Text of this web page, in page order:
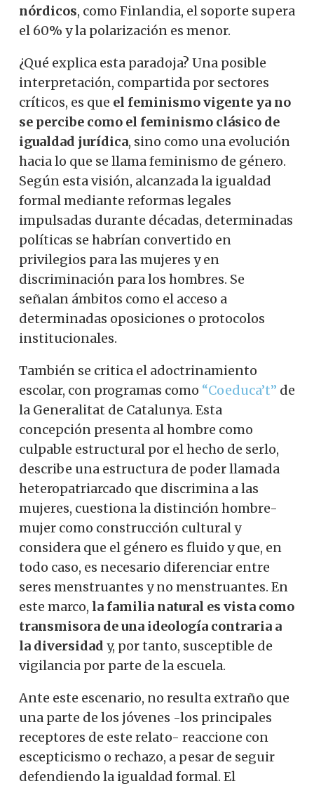
nórdicos, como Finlandia, el soporte supera
el 60% y la polarización es menor.
¿Qué explica esta paradoja? Una posible
interpretación, compartida por sectores
críticos, es que el feminismo vigente ya no
se percibe como el feminismo clásico de
igualdad jurídica, sino como una evolución
hacia lo que se llama feminismo de género.
Según esta visión, alcanzada la igualdad
formal mediante reformas legales
impulsadas durante décadas, determinadas
políticas se habrían convertido en
privilegios para las mujeres y en
discriminación para los hombres. Se
señalan ámbitos como el acceso a
determinadas oposiciones o protocolos
institucionales.
También se critica el adoctrinamiento
escolar, con programas como “Coeduca’t” de
la Generalitat de Catalunya. Esta
concepción presenta al hombre como
culpable estructural por el hecho de serlo,
describe una estructura de poder llamada
heteropatriarcado que discrimina a las
mujeres, cuestiona la distinción hombre-
mujer como construcción cultural y
considera que el género es fluido y que, en
todo caso, es necesario diferenciar entre
seres menstruantes y no menstruantes. En
este marco, la familia natural es vista como
transmisora ​​de una ideología contraria a
la diversidad y, por tanto, susceptible de
vigilancia por parte de la escuela.
Ante este escenario, no resulta extraño que
una parte de los jóvenes -los principales
receptores de este relato- reaccione con
escepticismo o rechazo, a pesar de seguir
defendiendo la igualdad formal. El